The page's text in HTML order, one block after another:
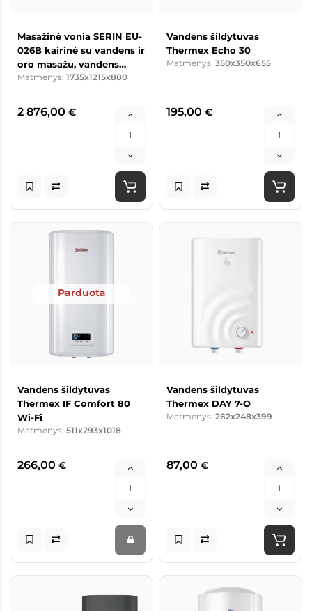
Masažinė vonia SERIN EU-
026B kairinė su vandens ir
oro masažu, vandens
šildytuvu
Matmenys: 1735x1215x880
2 876,00 €
Vandens šildytuvas
Thermex Echo 30
Matmenys: 350x350x655
195,00 €
Parduota
Vandens šildytuvas
Thermex IF Comfort 80
Wi-Fi
Matmenys: 511x293x1018
266,00 €
Vandens šildytuvas
Thermex DAY 7-O
Matmenys: 262x248x399
87,00 €